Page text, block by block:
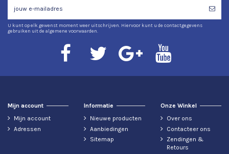
U kunt op elk gewenst moment weer uitschrijven. Hiervoor kunt u de contactgegevens
gebruiken uit de algemene voorwaarden.
Mijn account
Mijn account
Adressen
Informatie
Nieuwe producten
Aanbiedingen
Sitemap
Onze Winkel
Over ons
Contacteer ons
Zendingen &
Retours